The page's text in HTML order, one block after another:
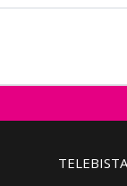
TELEBISTA